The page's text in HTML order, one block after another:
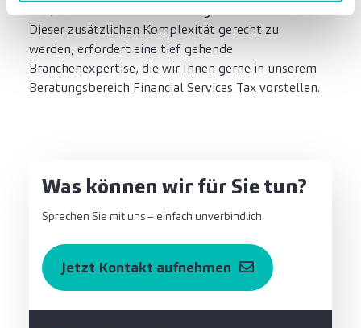
Dieser zusätzlichen Komplexität gerecht zu
werden, erfordert eine tief gehende
Branchenexpertise, die wir Ihnen gerne in unserem
Beratungsbereich Financial Services Taxvorstellen.
Was können wir für Sie tun?
Sprechen Sie mit uns – einfach unverbindlich.
Jetzt Kontakt aufnehmen